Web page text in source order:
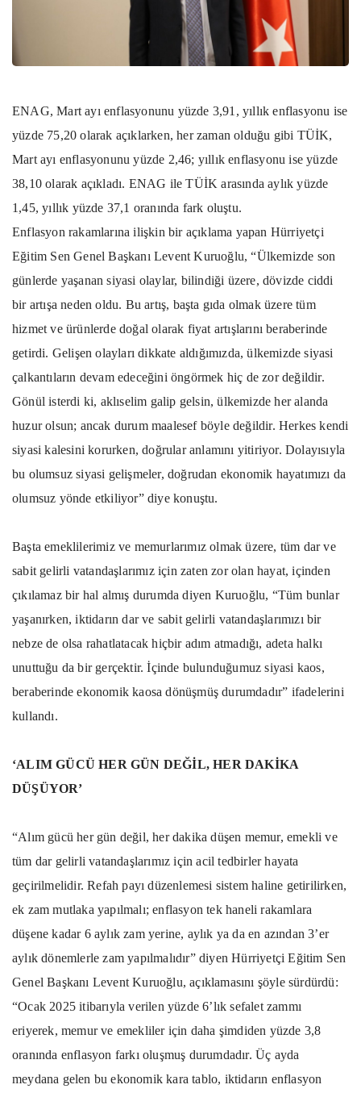
ENAG, Mart ayı enflasyonunu yüzde 3,91, yıllık enflasyonu ise
yüzde 75,20 olarak açıklarken, her zaman olduğu gibi TÜİK,
Mart ayı enflasyonunu yüzde 2,46; yıllık enflasyonu ise yüzde
38,10 olarak açıkladı. ENAG ile TÜİK arasında aylık yüzde
1,45, yıllık yüzde 37,1 oranında fark oluştu.
Enflasyon rakamlarına ilişkin bir açıklama yapan Hürriyetçi
Eğitim Sen Genel Başkanı Levent Kuruoğlu, “Ülkemizde son
günlerde yaşanan siyasi olaylar, bilindiği üzere, dövizde ciddi
bir artışa neden oldu. Bu artış, başta gıda olmak üzere tüm
hizmet ve ürünlerde doğal olarak fiyat artışlarını beraberinde
getirdi. Gelişen olayları dikkate aldığımızda, ülkemizde siyasi
çalkantıların devam edeceğini öngörmek hiç de zor değildir.
Gönül isterdi ki, aklıselim galip gelsin, ülkemizde her alanda
huzur olsun; ancak durum maalesef böyle değildir. Herkes kendi
siyasi kalesini korurken, doğrular anlamını yitiriyor. Dolayısıyla
bu olumsuz siyasi gelişmeler, doğrudan ekonomik hayatımızı da
olumsuz yönde etkiliyor” diye konuştu.
Başta emeklilerimiz ve memurlarımız olmak üzere, tüm dar ve
sabit gelirli vatandaşlarımız için zaten zor olan hayat, içinden
çıkılamaz bir hal almış durumda diyen Kuruoğlu, “Tüm bunlar
yaşanırken, iktidarın dar ve sabit gelirli vatandaşlarımızı bir
nebze de olsa rahatlatacak hiçbir adım atmadığı, adeta halkı
unuttuğu da bir gerçektir. İçinde bulunduğumuz siyasi kaos,
beraberinde ekonomik kaosa dönüşmüş durumdadır” ifadelerini
kullandı.
‘ALIM GÜCÜ HER GÜN DEĞİL, HER DAKİKA
DÜŞÜYOR’
“Alım gücü her gün değil, her dakika düşen memur, emekli ve
tüm dar gelirli vatandaşlarımız için acil tedbirler hayata
geçirilmelidir. Refah payı düzenlemesi sistem haline getirilirken,
ek zam mutlaka yapılmalı; enflasyon tek haneli rakamlara
düşene kadar 6 aylık zam yerine, aylık ya da en azından 3’er
aylık dönemlerle zam yapılmalıdır” diyen Hürriyetçi Eğitim Sen
Genel Başkanı Levent Kuruoğlu, açıklamasını şöyle sürdürdü:
“Ocak 2025 itibarıyla verilen yüzde 6’lık sefalet zammı
eriyerek, memur ve emekliler için daha şimdiden yüzde 3,8
oranında enflasyon farkı oluşmuş durumdadır. Üç ayda
meydana gelen bu ekonomik kara tablo, iktidarın enflasyon